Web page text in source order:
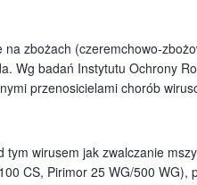
zbożach (czeremchowo-
Wg badań Instytutu Ochrony
przenosicielami chorób
wirusem jak zwalczanie
CS, Pirimor 25 WG/500